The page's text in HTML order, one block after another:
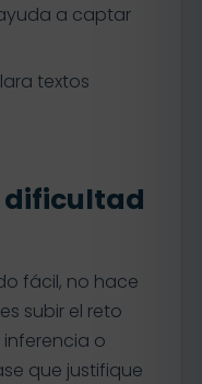
a captar
textos
dificultad
fácil, no hace
subir el reto
o
que justifique